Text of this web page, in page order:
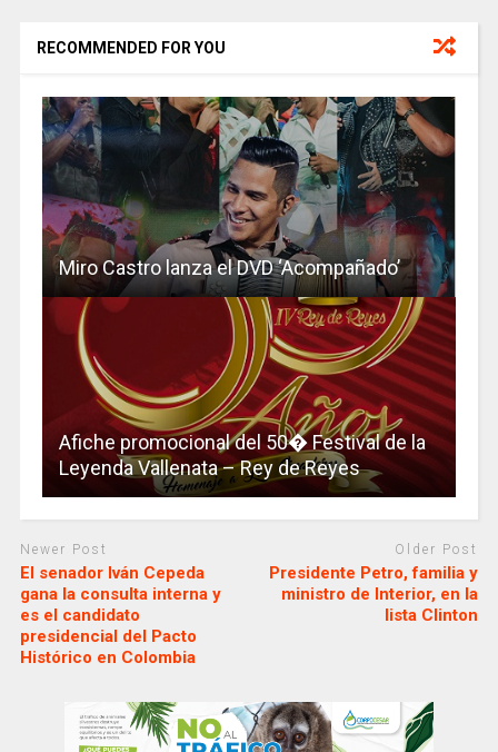
RECOMMENDED FOR YOU
Miro Castro lanza el DVD ‘Acompañado’
Afiche promocional del 50� Festival de la
Leyenda Vallenata – Rey de Reyes
Newer Post
El senador Iván Cepeda
gana la consulta interna y
es el candidato
presidencial del Pacto
Histórico en Colombia
Older Post
Presidente Petro, familia y
ministro de Interior, en la
lista Clinton